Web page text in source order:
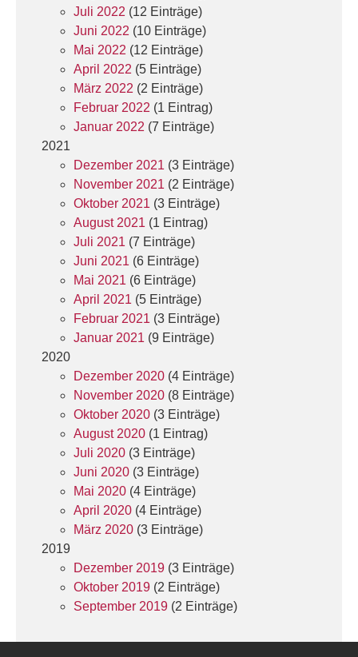
Juli 2022 (12 Einträge)
Juni 2022 (10 Einträge)
Mai 2022 (12 Einträge)
April 2022 (5 Einträge)
März 2022 (2 Einträge)
Februar 2022 (1 Eintrag)
Januar 2022 (7 Einträge)
2021
Dezember 2021 (3 Einträge)
November 2021 (2 Einträge)
Oktober 2021 (3 Einträge)
August 2021 (1 Eintrag)
Juli 2021 (7 Einträge)
Juni 2021 (6 Einträge)
Mai 2021 (6 Einträge)
April 2021 (5 Einträge)
Februar 2021 (3 Einträge)
Januar 2021 (9 Einträge)
2020
Dezember 2020 (4 Einträge)
November 2020 (8 Einträge)
Oktober 2020 (3 Einträge)
August 2020 (1 Eintrag)
Juli 2020 (3 Einträge)
Juni 2020 (3 Einträge)
Mai 2020 (4 Einträge)
April 2020 (4 Einträge)
März 2020 (3 Einträge)
2019
Dezember 2019 (3 Einträge)
Oktober 2019 (2 Einträge)
September 2019 (2 Einträge)